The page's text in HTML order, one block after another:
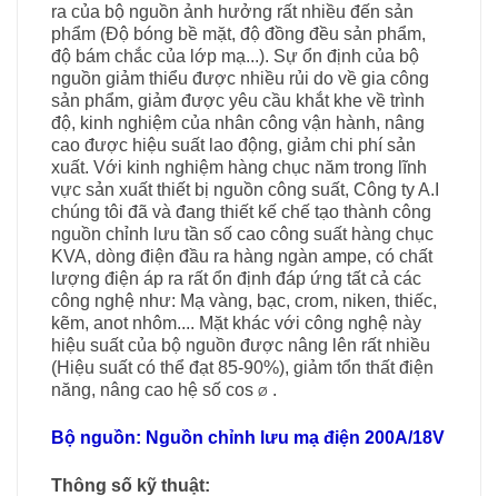
ra của bộ nguồn ảnh hưởng rất nhiều đến sản
phẩm (Độ bóng bề mặt, độ đồng đều sản phẩm,
độ bám chắc của lớp mạ...). Sự ổn định của bộ
nguồn giảm thiểu được nhiều rủi do về gia công
sản phẩm, giảm được yêu cầu khắt khe về trình
độ, kinh nghiệm của nhân công vận hành, nâng
cao được hiệu suất lao động, giảm chi phí sản
xuất. Với kinh nghiệm hàng chục năm trong lĩnh
vực sản xuất thiết bị nguồn công suất, Công ty A.I
chúng tôi đã và đang thiết kế chế tạo thành công
nguồn chỉnh lưu tần số cao công suất hàng chục
KVA, dòng điện đầu ra hàng ngàn ampe, có chất
lượng điện áp ra rất ổn định đáp ứng tất cả các
công nghệ như: Mạ vàng, bạc, crom, niken, thiếc,
kẽm, anot nhôm.... Mặt khác với công nghệ này
hiệu suất của bộ nguồn được nâng lên rất nhiều
(Hiệu suất có thể đạt 85-90%), giảm tổn thất điện
năng, nâng cao hệ số cos Ø .
Bộ nguồn: Nguồn chỉnh lưu mạ điện 200A/18V
Thông số kỹ thuật: